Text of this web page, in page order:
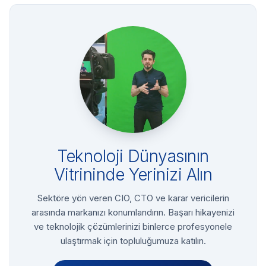
Teknoloji Dünyasının
Vitrininde Yerinizi Alın
Sektöre yön veren CIO, CTO ve karar vericilerin
arasında markanızı konumlandırın. Başarı hikayenizi
ve teknolojik çözümlerinizi binlerce profesyonele
ulaştırmak için topluluğumuza katılın.